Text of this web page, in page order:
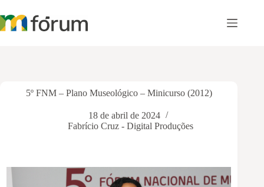
para
o
5º FNM – Plano Museológico – Minicurso (2012)
18 de abril de 2024
Fabrício Cruz - Digital Produções